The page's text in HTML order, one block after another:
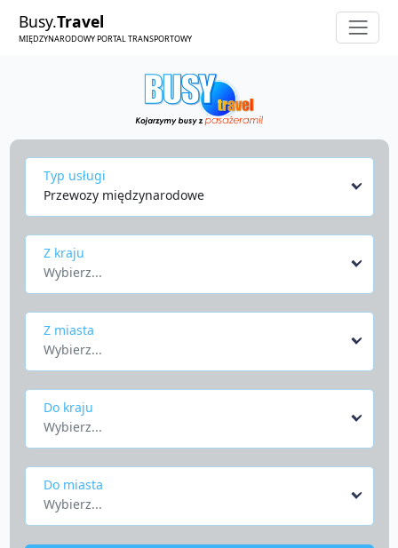
Busy.Travel
MIĘDZYNARODOWY PORTAL TRANSPORTOWY
Typ usługi
Przewozy międzynarodowe
Z kraju
Wybierz...
Z miasta
Wybierz...
Do kraju
Wybierz...
Do miasta
Wybierz...